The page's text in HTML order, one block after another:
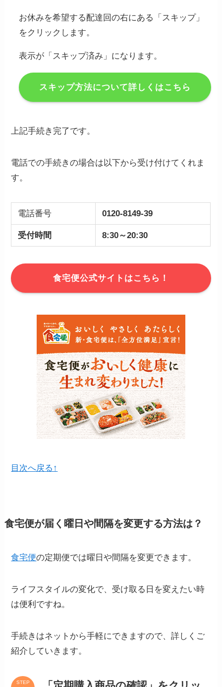
お休みを希望する配達回の右にある「スキップ」
をクリックします。
表示が「スキップ済み」になります。
スキップ方法について詳しくはこちら
上記手続き完了です。
電話での手続きの場合は以下から受け付けてくれま
す。
電話番号 0120-8149-39
受付時間 8:30～20:30
食宅便公式サイトはこちら！
目次へ戻る↑
食宅便が届く 曜日や間隔を変更する方法は？
食宅便の定期便では曜日や間隔を変更できます。
ライフスタイルの変化で、受け取る日を変えたい時
は便利ですね。
手続きはネットから手軽にできますので、詳しくご
紹介していきます。
STEP